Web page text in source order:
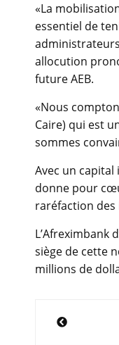
«La
essentiel de
allocution
future AEB.
«Nous
Caire) qui est
sommes
Avec un capital
donne pour
raréfaction des
L’Afreximbank
siège de cette
millions de